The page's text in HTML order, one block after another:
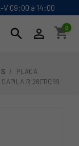
09:00 a 14:00
search  shopping_cart
0
PLACA
R 26FR099